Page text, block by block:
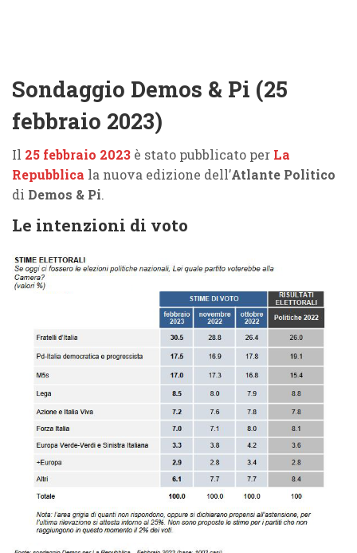
Sondaggio Demos & Pi (25
febbraio 2023)
Il 25 febbraio 2023 è stato pubblicato per La
Repubblica la nuova edizione dell’Atlante Politico
di Demos & Pi.
Le intenzioni di voto